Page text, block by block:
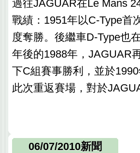
過往JAGUAR在Le Mans
戰績：1951年以C-Type首
度奪勝。後繼車D-Type也
年後的1988年，JAGUAR
下C組賽事勝利，並於
此次重返賽場，對於
06/07/2010新聞